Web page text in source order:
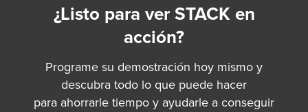
¿Listo para ver STACK en
acción?
Programe su demostración hoy mismo y
descubra todo lo que puede hacer
para ahorrarle tiempo y ayudarle a conseguir